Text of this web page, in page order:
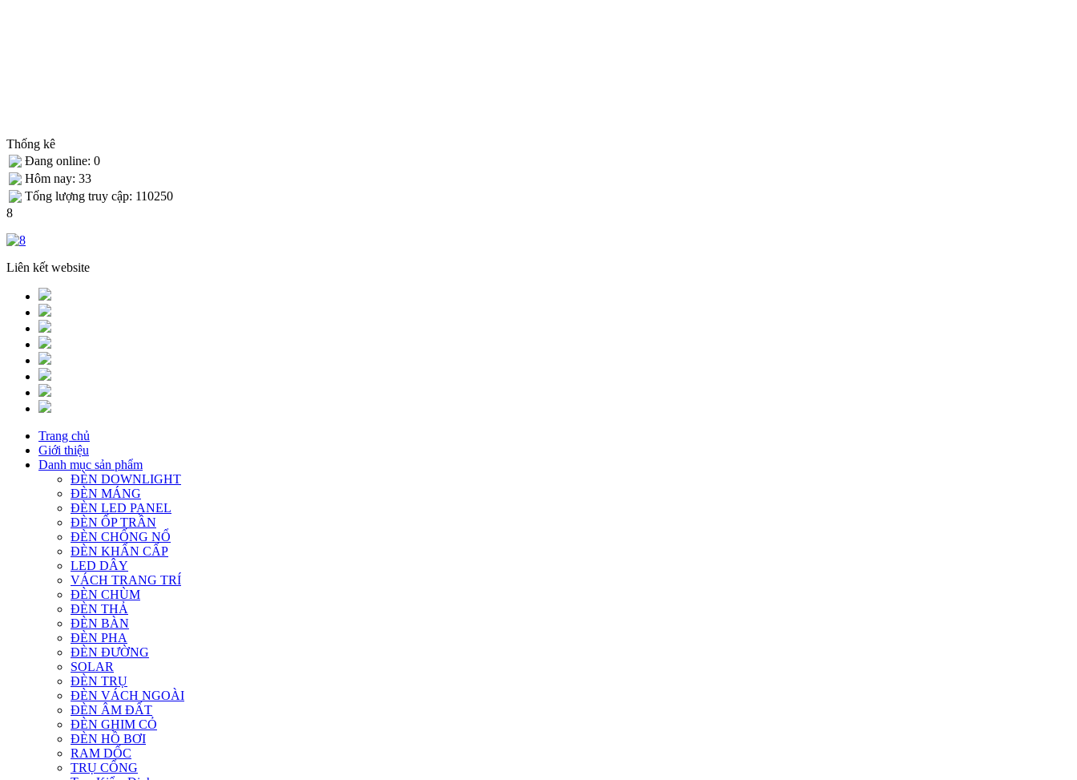
Thống kê
Đang online: 0
Hôm nay: 33
Tống lượng truy cập: 110250
8
Liên kết website
Trang chủ
Giới thiệu
Danh mục sản phẩm
ĐÈN DOWNLIGHT
ĐÈN MÁNG
ĐÈN LED PANEL
ĐÈN ỐP TRẦN
ĐÈN CHỐNG NỔ
ĐÈN KHẨN CẤP
LED DÂY
VÁCH TRANG TRÍ
ĐÈN CHÙM
ĐÈN THẢ
ĐÈN BÀN
ĐÈN PHA
ĐÈN ĐƯỜNG
SOLAR
ĐÈN TRỤ
ĐÈN VÁCH NGOÀI
ĐÈN ÂM ĐẤT
ĐÈN GHIM CỎ
ĐÈN HỒ BƠI
RAM DỐC
TRỤ CỔNG